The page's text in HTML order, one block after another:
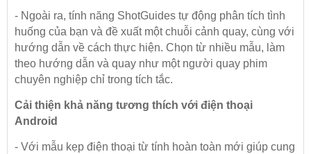
- Ngoài ra, tính năng ShotGuides tự động phân tích tình
huống của bạn và đề xuất một chuỗi cảnh quay, cùng với
hướng dẫn về cách thực hiện. Chọn từ nhiều mẫu, làm
theo hướng dẫn và quay như một người quay phim
chuyên nghiệp chỉ trong tích tắc.
Cải thiện khả năng tương thích với điện thoại
Android
- Với mẫu kẹp điện thoại từ tính hoàn toàn mới giúp cung